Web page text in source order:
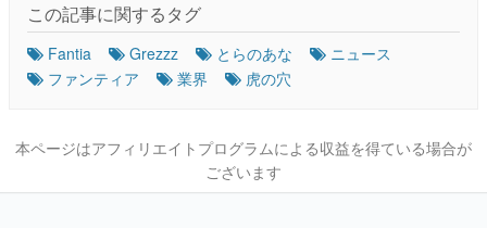
この記事に関するタグ
Fantia Grezzz とらのあな
ニュース
ファンティア
業界 虎の穴
本ページはアフィリエイトプログラムによる収益を得ている場合が
ございます